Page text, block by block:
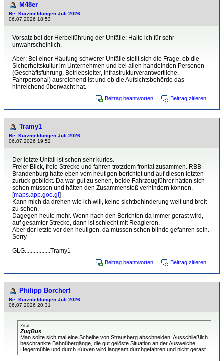
M48er
Re: Kurzmeldungen Juli 2026
06.07.2026 18:53
Vorsatz bei der Herbeiführung der Unfälle: Halte ich für sehr
unwahrscheinlich.
Aber: Bei einer Häufung schwerer Unfälle stellt sich die Frage, ob die
Sicherheitskultur im Unternehmen und bei allen handelnden Personen
(Geschäftsführung, Betriebsleiter, Infrastrukturverantwortliche,
Fahrpersonal) ausreichend ist und ob die Aufsichtsbehörde das
hinreichend überwacht hat.
Beitrag beantworten Beitrag zitieren
Tramy1
Re: Kurzmeldungen Juli 2026
06.07.2026 19:52
Der letzte Unfall ist schon sehr kurios.
Freier Blick, freie Strecke und fahren trotzdem frontal zusammen. RBB-
Brandenburg hatte eben vom heutigen berichtet und auf diesen letzten
zurück geblickt. Da war gut zu sehen, beide Fahrzeugführer hätten sich
sehen müssen und hätten den Zusammenstoß verhindern können.
[maps.app.goo.gl]
Kann mich da drehen wie ich will, keine sichtbehinderung weit und breit
zu sehen.
Dagegen heute mehr. Wenn nach den Berichten da immer gerast wird,
auf gesamter Strecke, dann ist schlecht mit Reagieren.
Aber der letzte vor den heutigen, da müssen schon blinde gefahren sein.
Sorry
GLG.................Tramy1
Beitrag beantworten Beitrag zitieren
Philipp Borchert
Re: Kurzmeldungen Juli 2026
06.07.2026 20:31
Zitat
ZugBus
Man sollte sich mal eine Scheibe von Strausberg abschneiden: Ausschließlich
beschrankte Bahnübergänge, die gut gelöste Situation an der Ausweiche
Hegermühle und durch Kurven wird langsam durchgefahren und nicht gerast.